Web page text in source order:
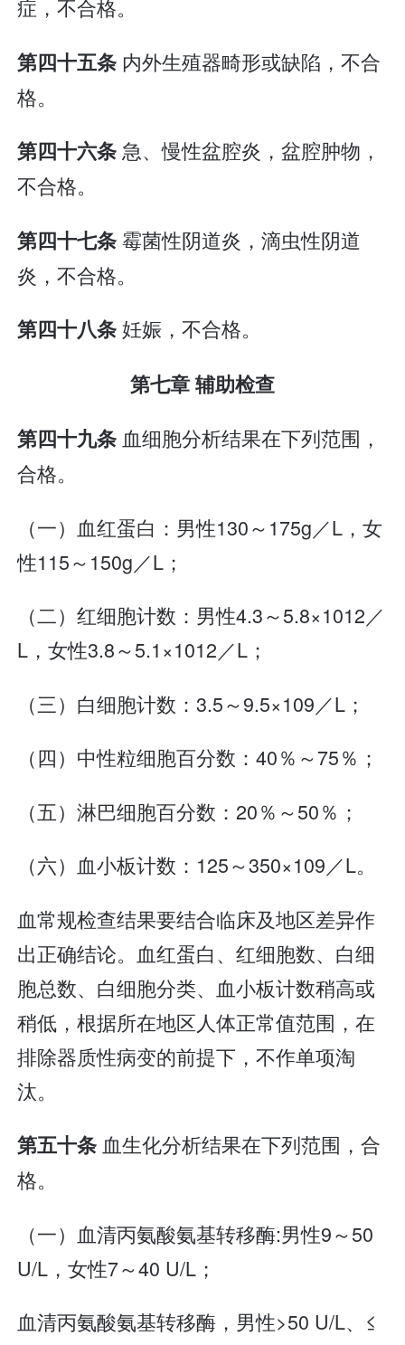
症，不合格。
第四十五条 内外生殖器畸形或缺陷，不合
格。
第四十六条急、慢性盆腔炎，盆腔肿物，
不合格。
第四十七条霉菌性阴道炎，滴虫性阴道
炎，不合格。
第四十八条妊娠，不合格。
第七章 辅助检查
第四十九条血细胞分析结果在下列范围，
合格。
（一）血红蛋白：男性130～175g／L，女
性115～150g／L；
（二）红细胞计数：男性4.3～5.8×1012／
L，女性3.8～5.1×1012／L；
（三）白细胞计数：3.5～9.5×109／L；
（四）中性粒细胞百分数：40％～75％；
（五）淋巴细胞百分数：20％～50％；
（六）血小板计数：125～350×109／L。
血常规检查结果要结合临床及地区差异作
出正确结论。血红蛋白、红细胞数、白细
胞总数、白细胞分类、血小板计数稍高或
稍低，根据所在地区人体正常值范围，在
排除器质性病变的前提下，不作单项淘
汰。
第五十条血生化分析结果在下列范围，合
格。
（一）血清丙氨酸氨基转移酶:男性9～50
U/L，女性7～40 U/L；
血清丙氨酸氨基转移酶，男性>50 U/L、≤